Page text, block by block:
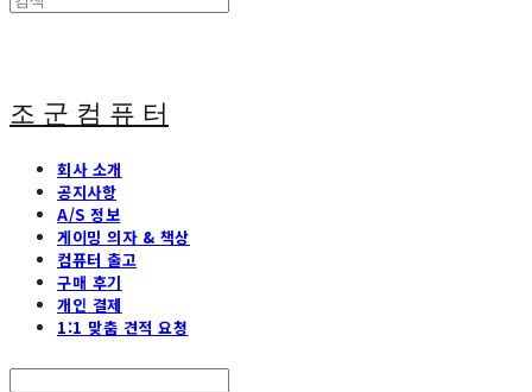
조 군 컴 퓨 터
회사 소개
공지사항
A/S 정보
게이밍 의자 & 책상
컴퓨터 출고
구매 후기
개인 결제
1:1 맞춤 견적 요청